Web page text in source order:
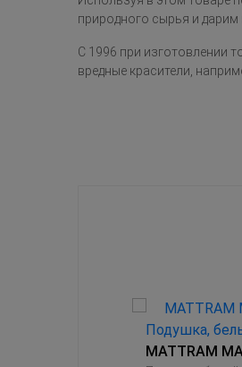
природного сырья и
С 1996 при изготовлении
вредные красители,
MATTRAM